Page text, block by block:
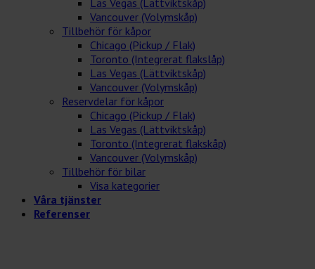
Las Vegas (Lättviktskåp)
Vancouver (Volymskåp)
Tillbehör för kåpor
Chicago (Pickup / Flak)
Toronto (Integrerat flakslåp)
Las Vegas (Lättviktskåp)
Vancouver (Volymskåp)
Reservdelar för kåpor
Chicago (Pickup / Flak)
Las Vegas (Lättviktskåp)
Toronto (Integrerat flakskåp)
Vancouver (Volymskåp)
Tillbehör för bilar
Visa kategorier
Våra tjänster
Referenser